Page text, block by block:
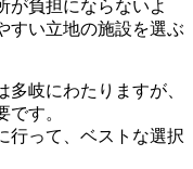
が負担にならないよ
すい立地の施設を選ぶ
岐にわたりますが、
す。
行って、ベストな選択